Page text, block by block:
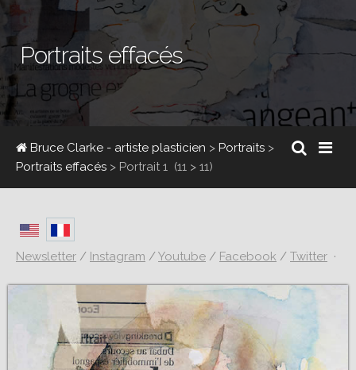
Portraits effacés
Bruce Clarke - artiste plasticien > Portraits >
Portraits effacés > Portrait 1 (11 > 11)
Newsletter / Instagram /Youtube / Facebook / Twitter ·